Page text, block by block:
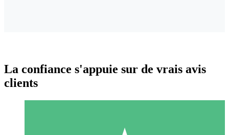
La confiance s'appuie sur de vrais avis
clients